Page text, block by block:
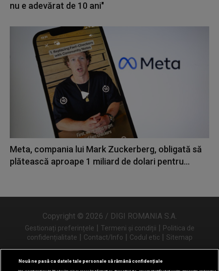
nu e adevărat de 10 ani"
Meta, compania lui Mark Zuckerberg, obligată să
plătească aproape 1 miliard de dolari pentru...
Copyright © 2026 / DIGI ROMANIA S.A.
Gestionați preferințele | Termeni și condiții | Politica de
confidențialitate | Contact/Info | Codul etic | Sitemap
Nouă ne pasă ca datele tale personale să rămână confidențiale